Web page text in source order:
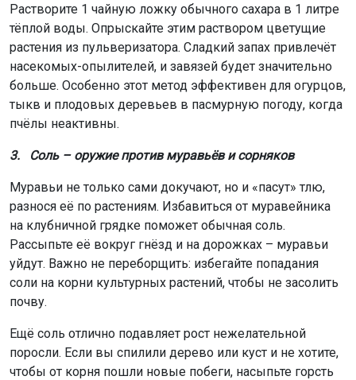
Растворите 1 чайную ложку обычного сахара в 1 литре
тёплой воды. Опрыскайте этим раствором цветущие
растения из пульверизатора. Сладкий запах привлечёт
насекомых-опылителей, и завязей будет значительно
больше. Особенно этот метод эффективен для огурцов,
тыкв и плодовых деревьев в пасмурную погоду, когда
пчёлы неактивны.
3. Соль – оружие против муравьёв и сорняков
Муравьи не только сами докучают, но и «пасут» тлю,
разнося её по растениям. Избавиться от муравейника
на клубничной грядке поможет обычная соль.
Рассыпьте её вокруг гнёзд и на дорожках – муравьи
уйдут. Важно не переборщить: избегайте попадания
соли на корни культурных растений, чтобы не засолить
почву.
Ещё соль отлично подавляет рост нежелательной
поросли. Если вы спилили дерево или куст и не хотите,
чтобы от корня пошли новые побеги, насыпьте горсть